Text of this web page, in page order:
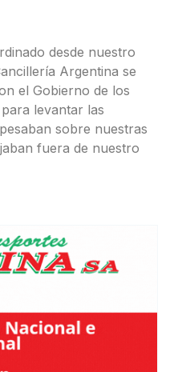
desde nuestro
Argentina se
el Gobierno de los
levantar las
sobre nuestras
fuera de nuestro